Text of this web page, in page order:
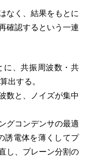
なく、結果をもとに
確認するという一連
に、共振周波数・共
出する。
数と、ノイズが集中
グコンデンサの最適
誘電体を薄くしてプ
し、プレーン分割の